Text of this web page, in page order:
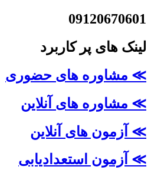
09120670601
لینک های پر کاربرد
≫ مشاوره های حضوری
≫ مشاوره های آنلاین
≫ آزمون های آنلاین
≫ آزمون استعدادیابی